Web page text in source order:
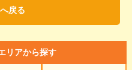
戻る
リアから探す